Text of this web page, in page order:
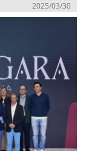
2025/03/30